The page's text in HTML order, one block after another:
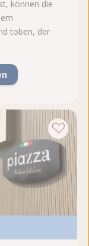
können die
toben, der